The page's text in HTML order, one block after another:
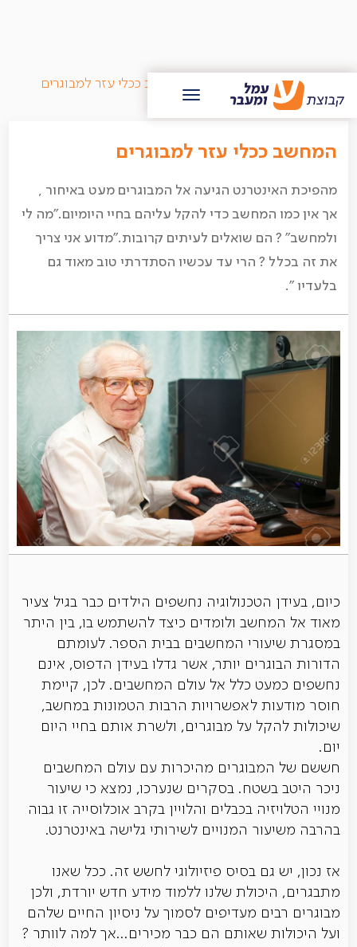
בלוג עמל ומעבר המחשב ככלי עזר למבוגרים
המחשב ככלי עזר למבוגרים
מהפיכת האינטרנט הגיעה אל המבוגרים מעט באיחור ,
אך אין כמו המחשב כדי להקל עליהם בחיי היומיום."מה לי
ולמחשב" ? הם שואלים לעיתים קרובות."מדוע אני צריך
את זה בכלל ? הרי עד עכשיו הסתדרתי טוב מאוד גם
בלעדיו ".
כיום, בעידן הטכנולוגיה נחשפים הילדים כבר בגיל צעיר
מאוד אל המחשב ולומדים כיצד להשתמש בו, בין היתר
במסגרת שיעורי המחשבים בבית הספר. לעומתם
הדורות הבוגרים יותר, אשר גדלו בעידן הדפוס, אינם
נחשפים כמעט כלל אל עולם המחשבים. לכן, קיימת
חוסר מודעות לאפשרויות הרבות הטמונות במחשב,
שיכולות להקל על מבוגרים, ולשרת אותם בחיי היום
יום.
חששם של המבוגרים מהיכרות עם עולם המחשבים
ניכר היטב בשטח. בסקרים שנערכו, נמצא כי שיעור
מנויי הטלויזיה בכבלים והלויין בקרב אוכלוסייה זו גבוה
בהרבה משיעור המנויים לשירותי גלישה באינטרנט.
אז נכון, יש גם בסיס פיזיולוגי לחשש זה. ככל שאנו
מתבגרים, היכולת שלנו ללמוד מידע חדש יורדת, ולכן
מבוגרים רבים מעדיפים לסמוך על ניסיון החיים שלהם
ועל היכולות שאותם הם כבר מכירים...אך למה לוותר ?